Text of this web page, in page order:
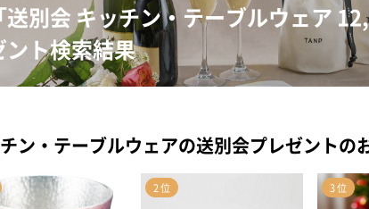
送別会 キッチン・テーブルウェア
ント検索結果
ン・テーブルウェアの送別会プレゼントの